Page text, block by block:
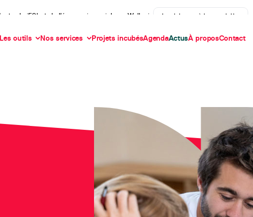
Les outils Nos services Projets incubésAgendaActusÀ proposContact
de iES! et de l’économie sociale en Wallonie Je m'abonne à la newsletter